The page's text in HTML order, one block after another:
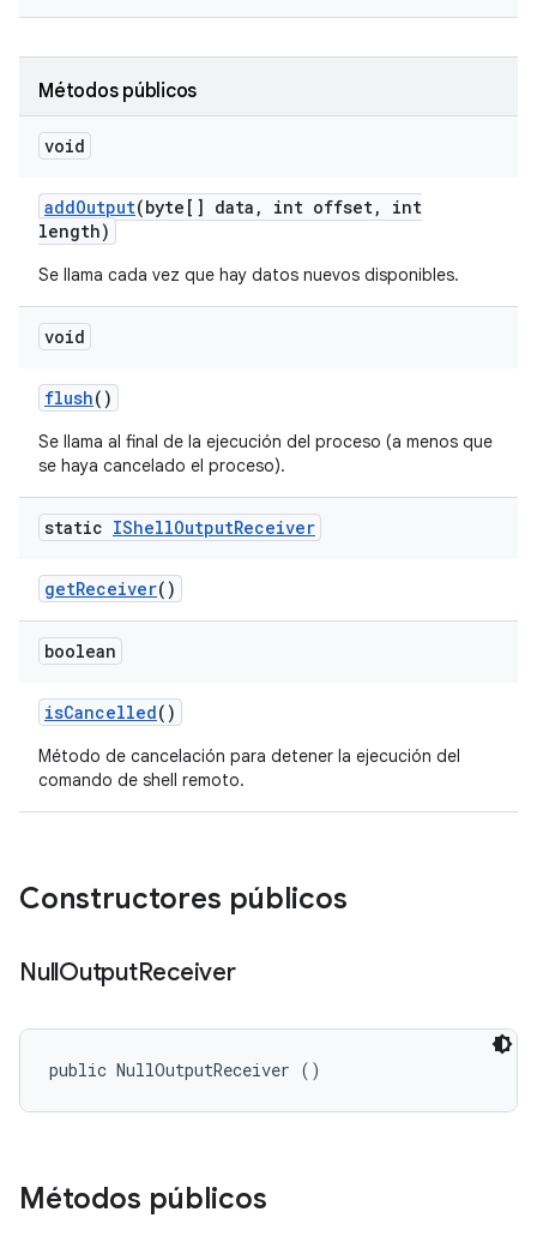
Métodos públicos
void
addOutput(byte[] data , int offset,
int
length)
Se llama cada vez que hay datos nuevos disponibles.
void
flush()
Se llama al final de la ejecución del proceso (a menos que
se haya cancelado el proceso).
static IShellOutputReceiver
getReceiver()
boolean
isCancelled()
Método de cancelación para detener la ejecución del
comando de shell remoto.
Constructores públicos
NullOutputReceiver
public NullOutputReceiver ()
Métodos públicos